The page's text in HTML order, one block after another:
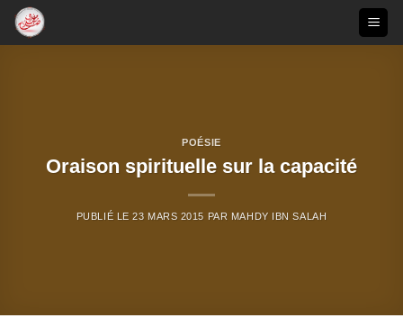
Passer
POÉSIE
Oraison spirituelle sur la capacité
PUBLIÉ LE23 MARS 2015 PAR MAHDY IBN SALAH